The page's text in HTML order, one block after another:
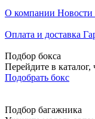
О компании Новости
Оплата и доставка
Подбор бокса
Перейдите в
Подобрать бокс
Подбор багажника